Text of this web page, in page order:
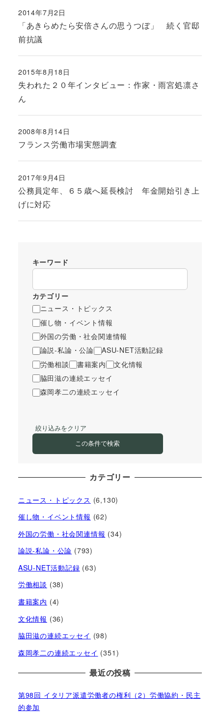
「あきらめたら安倍さんの思うつぼ」 続く官邸
前抗議
投稿日
2014年7月2日
失われた２０年インタビュー：作家・雨宮処凛さ
ん
投稿日
2015年8月18日
フランス労働市場実態調査
投稿日
2008年8月14日
公務員定年、６５歳へ延長検討 年金開始引き上
げに対応
投稿日
2017年9月4日
キーワード
カテゴリー
ニュース・トピックス
催し物・イベント情報
外国の労働・社会関連情報
論説-私論・公論
ASU-NET活動記録
労働相談
書籍案内
文化情報
脇田滋の連続エッセイ
森岡孝二の連続エッセイ
絞り込みをクリア
この条件で検索
カテゴリー
ニュース・トピックス (6,130)
催し物・イベント情報 (62)
外国の労働・社会関連情報 (34)
論説-私論・公論 (793)
ASU-NET活動記録 (63)
労働相談 (38)
書籍案内 (4)
文化情報 (36)
脇田滋の連続エッセイ (98)
森岡孝二の連続エッセイ (351)
最近の投稿
第98回 イタリア派遣労働者の権利（2）労働協約・民主
的参加